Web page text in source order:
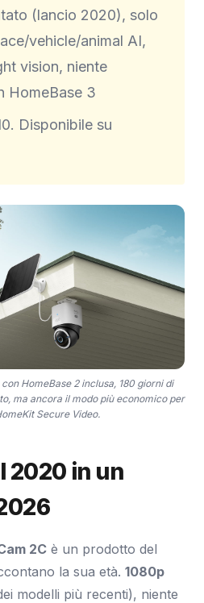
(lancio 2020), solo
vehicle/animal AI,
vision, niente
HomeBase 3
Disponibile su
HomeBase 2 inclusa, 180 giorni di
ma ancora il modo più economico per
Secure Video.
2020 in un
2C è un prodotto del
la sua età. 1080p
modelli più recenti), niente